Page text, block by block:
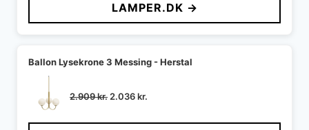
var:
1.399 kr..
er:
952 kr..
LAMPER.DK →
Ballon Lysekrone 3 Messing - Herstal
2.909kr. Den
pris
2.036kr.
pris